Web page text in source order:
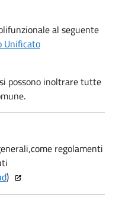
al seguente
Unificato
possono inoltrare tutte
regolamenti
)